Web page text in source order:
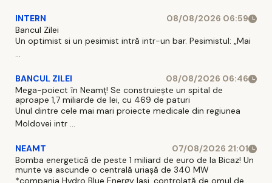
INTERN
08/08/2026 06:59
Bancul Zilei
Un optimist si un pesimist intră intr-un bar. Pesimistul: „Mai
...
BANCUL ZILEI
08/08/2026 06:46
Mega-poiect în Neamț! Se construiește un spital de
aproape 1,7 miliarde de lei, cu 469 de paturi
Unul dintre cele mai mari proiecte medicale din regiunea
Moldovei intr ...
NEAMT
07/08/2026 21:01
Bomba energetică de peste 1 miliard de euro de la Bicaz! Un
munte va ascunde o centrală uriașă de 340 MW
*compania Hydro Blue Energy Iasi, controlată de omul de